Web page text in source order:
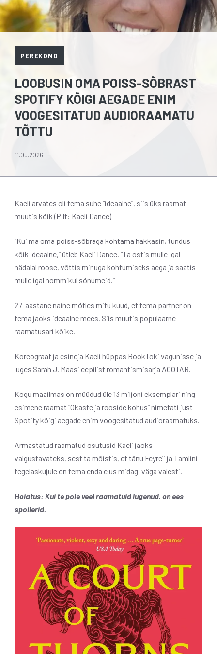
PEREKOND
LOOBUSIN OMA POISS-SÕBRAST
SPOTIFY KÕIGI AEGADE ENIM
VOOGESITATUD AUDIORAAMATU
TÕTTU
11.05.2026
Kaeli arvates oli tema suhe “ideaalne”, siis üks raamat
muutis kõik (Pilt: Kaeli Dance)
“Kui ma oma poiss-sõbraga kohtama hakkasin, tundus
kõik ideaalne,” ütleb Kaeli Dance. “Ta ostis mulle igal
nädalal roose, võttis minuga kohtumiseks aega ja saatis
mulle igal hommikul sõnumeid.”
27-aastane naine mõtles mitu kuud, et tema partner on
tema jaoks ideaalne mees. Siis muutis populaarne
raamatusari kõike.
Koreograaf ja esineja Kaeli hüppas BookToki vagunisse ja
luges Sarah J. Maasi eepilist romantismisarja ACOTAR.
Kogu maailmas on müüdud üle 13 miljoni eksemplari ning
esimene raamat “Okaste ja rooside kohus” nimetati just
Spotify kõigi aegade enim voogesitatud audioraamatuks.
Armastatud raamatud osutusid Kaeli jaoks
valgustavateks, sest ta mõistis, et tänu Feyre’i ja Tamlini
tegelaskujule on tema enda elus midagi väga valesti.
Hoiatus: Kui te pole veel raamatuid lugenud, on ees
spoilerid.